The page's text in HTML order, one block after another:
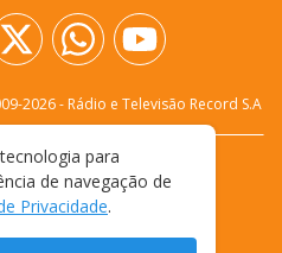
2026- Rádio e Televisão Record S.A
PRIVACIDADE
DE USO
para
de navegação de
Privacidade.